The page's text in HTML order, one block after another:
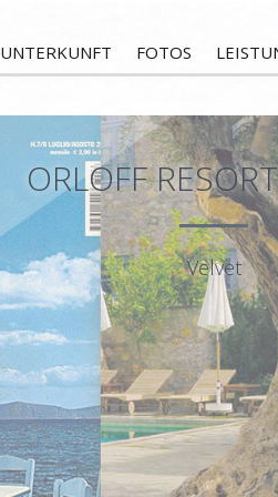
UNTERKUNFT FOTOS
ORLOFF
Velvet